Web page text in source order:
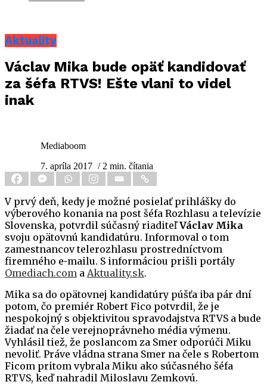
Aktuality
Václav Mika bude opäť kandidovať
za šéfa RTVS! Ešte vlani to videl
inak
Mediaboom
7. apríla 2017 / 2 min. čítania
V prvý deň, kedy je možné posielať prihlášky do
výberového konania na post šéfa Rozhlasu a televízie
Slovenska, potvrdil súčasný riaditeľVáclav Mika
svoju opätovnú kandidatúru. Informoval o tom
zamestnancov telerozhlasu prostredníctvom
firemného e-mailu. S informáciou prišli portály
Omediach.com a Aktuality.sk.
Mika sa do opätovnej kandidatúry púšťa iba pár dní
potom, čo premiér Robert Fico potvrdil, že je
nespokojný s objektivitou spravodajstva RTVS a bude
žiadať na čele verejnoprávneho média výmenu.
Vyhlásil tiež, že poslancom za Smer odporúči Miku
nevoliť. Práve vládna strana Smer na čele s Robertom
Ficom pritom vybrala Miku ako súčasného šéfa
RTVS, keď nahradil Miloslavu Zemkovú.